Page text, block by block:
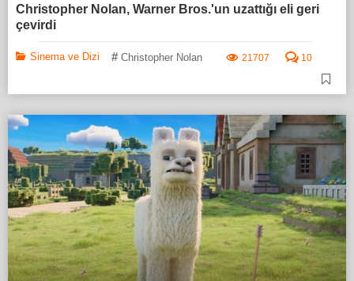
Christopher Nolan, Warner Bros.'un uzattığı eli geri
çevirdi
Sinema ve Dizi # Christopher Nolan 21707 10